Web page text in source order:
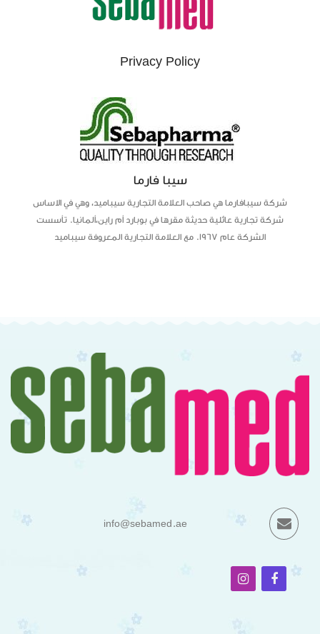
Privacy Policy
سيبا فارما
شركة سيبافارما هي صاحب العلامة التجارية سيباميد، وهي في الاساس
شركة تجارية عائلية حديثة مقرها في بوبارد أم راين،ألمانيا. تأسست
الشركة عام 1967. مع العلامة التجارية المعروفة سيباميد
info@sebamed.ae